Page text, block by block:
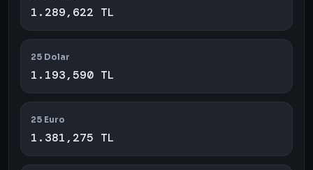
1.289,622 TL
25 Dolar
1.193,590 TL
25 Euro
1.381,275 TL